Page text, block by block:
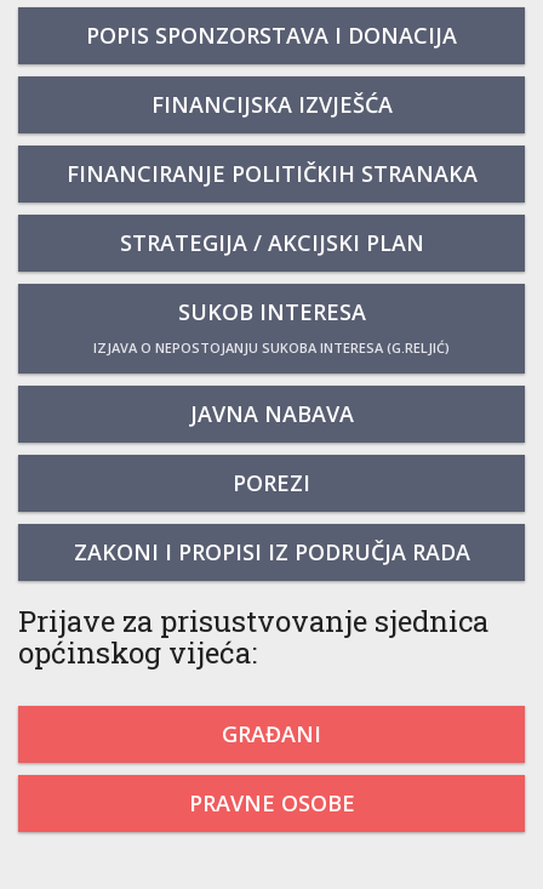
POPIS SPONZORSTAVA I DONACIJA
FINANCIJSKA IZVJEŠĆA
FINANCIRANJE POLITIČKIH STRANAKA
STRATEGIJA / AKCIJSKI PLAN
SUKOB INTERESA
IZJAVA O NEPOSTOJANJU SUKOBA INTERESA (G.RELJIĆ)
JAVNA NABAVA
POREZI
ZAKONI I PROPISI IZ PODRUČJA RADA
Prijave za prisustvovanje sjednica
općinskog vijeća:
GRAĐANI
PRAVNE OSOBE